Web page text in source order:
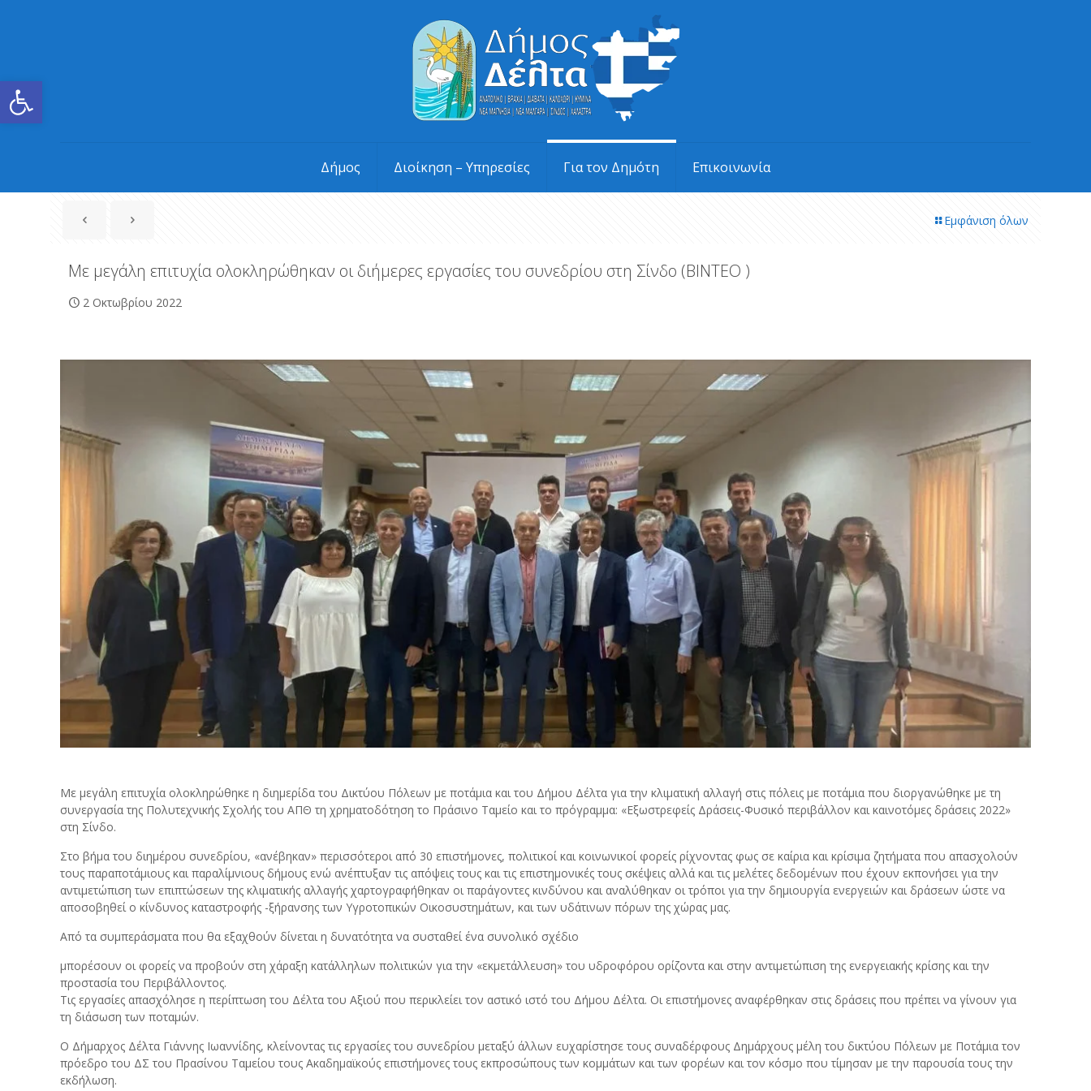
Ανοίξτε τη γραμμή εργαλείων
Δήμος Διοίκηση – Υπηρεσίες Για τον Δημότη Επικοινωνία
Εμφάνιση όλων
Με μεγάλη επιτυχία ολοκληρώθηκαν οι διήμερες εργασίες του συνεδρίου στη Σίνδο (BINTEO )
2 Οκτωβρίου 2022
Με μεγάλη επιτυχία ολοκληρώθηκε η διημερίδα του Δικτύου Πόλεων με ποτάμια και του Δήμου Δέλτα για την κλιματική αλλαγή στις πόλεις με ποτάμια που διοργανώθηκε με τη
συνεργασία της Πολυτεχνικής Σχολής του ΑΠΘ τη χρηματοδότηση το Πράσινο Ταμείο και το πρόγραμμα: «Εξωστρεφείς Δράσεις-Φυσικό περιβάλλον και καινοτόμες δράσεις 2022»
στη Σίνδο.
Στο βήμα του διημέρου συνεδρίου, «ανέβηκαν» περισσότεροι από 30 επιστήμονες, πολιτικοί και κοινωνικοί φορείς ρίχνοντας φως σε καίρια και κρίσιμα ζητήματα που απασχολούν
τους παραποτάμιους και παραλίμνιους δήμους ενώ ανέπτυξαν τις απόψεις τους και τις επιστημονικές τους σκέψεις αλλά και τις μελέτες δεδομένων που έχουν εκπονήσει για την
αντιμετώπιση των επιπτώσεων της κλιματικής αλλαγής χαρτογραφήθηκαν οι παράγοντες κινδύνου και αναλύθηκαν οι τρόποι για την δημιουργία ενεργειών και δράσεων ώστε να
αποσοβηθεί ο κίνδυνος καταστροφής -ξήρανσης των Υγροτοπικών Οικοσυστημάτων, και των υδάτινων πόρων της χώρας μας.
Από τα συμπεράσματα που θα εξαχθούν δίνεται η δυνατότητα να συσταθεί ένα συνολικό σχέδιο
μπορέσουν οι φορείς να προβούν στη χάραξη κατάλληλων πολιτικών για την «εκμετάλλευση» του υδροφόρου ορίζοντα και στην αντιμετώπιση της ενεργειακής κρίσης και την
προστασία του Περιβάλλοντος.
Τις εργασίες απασχόλησε η περίπτωση του Δέλτα του Αξιού που περικλείει τον αστικό ιστό του Δήμου Δέλτα. Οι επιστήμονες αναφέρθηκαν στις δράσεις που πρέπει να γίνουν για
τη διάσωση των ποταμών.
Ο Δήμαρχος Δέλτα Γιάννης Ιωαννίδης, κλείνοντας τις εργασίες του συνεδρίου μεταξύ άλλων ευχαρίστησε τους συναδέρφους Δημάρχους μέλη του δικτύου Πόλεων με Ποτάμια τον
πρόεδρο του ΔΣ του Πρασίνου Ταμείου τους Ακαδημαϊκούς επιστήμονες τους εκπροσώπους των κομμάτων και των φορέων και τον κόσμο που τίμησαν με την παρουσία τους την
εκδήλωση.